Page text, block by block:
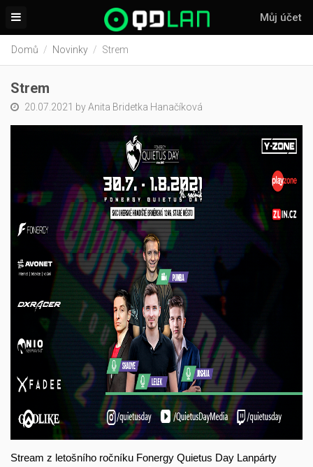
Můj účet
Domů Novinky Strem
Strem
20.07.2021 by Anita Bridetka Hanačíková
Stream z letošního ročníku Fonergy Quietus Day Lanpárty